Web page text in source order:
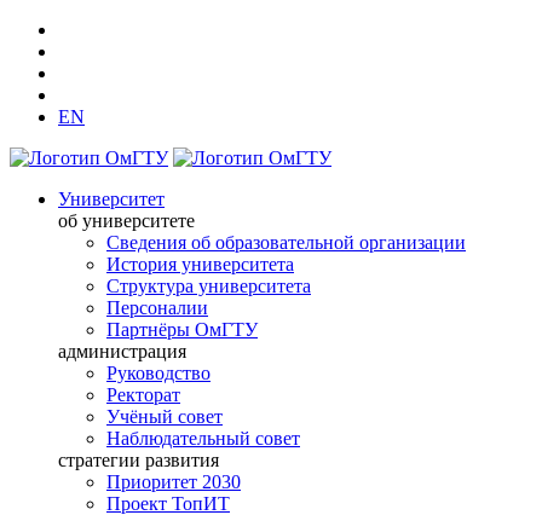
EN
Университет
об университете
Сведения об образовательной организации
История университета
Структура университета
Персоналии
Партнёры ОмГТУ
администрация
Руководство
Ректорат
Учёный совет
Наблюдательный совет
стратегии развития
Приоритет 2030
Проект ТопИТ